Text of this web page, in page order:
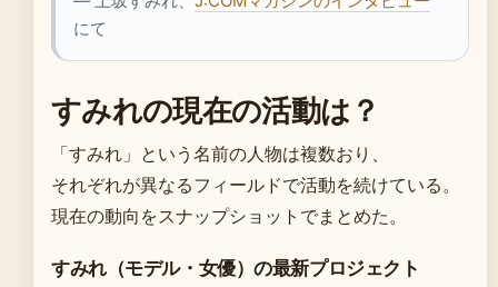
にて
すみれの現在の活動は？
「すみれ」という名前の人物は複数おり、
それぞれが異なるフィールドで活動を続けている。
現在の動向をスナップショットでまとめた。
すみれ（モデル・女優）の最新プロジェクト